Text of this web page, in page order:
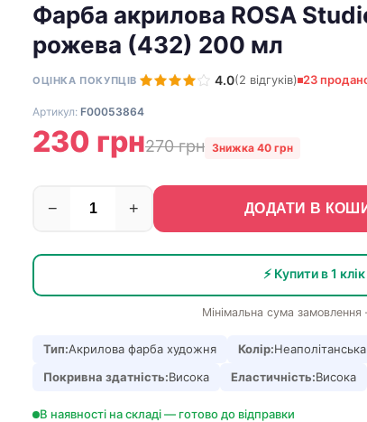
Фарба акрилова ROSA
рожева (432) 200 мл
ОЦІНКА ПОКУПЦІВ 4.0(2 відгуків) 23
Артикул: F00053864
230 грн270 грн Знижка 40 грн
− + ДОДАТИ В
⚡ Купити в 1 клік
Мінімальна сума
Тип:Акрилова фарба художня Колір:
Покривна здатність:Висока Еластичність:Висока
В наявності на складі — готово до відправки